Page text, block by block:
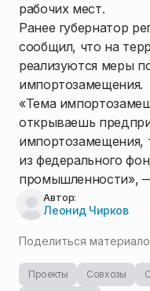
рабочих мест.
Ранее губернатор
сообщил, что на
реализуются меры
импортозамещения.
«Тема
открываешь
импортозамещения,
из федерального
промышленности»,
Автор:
Леонид Чирков
Поделиться
Проекты Совхозы